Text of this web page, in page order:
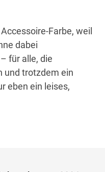
Farbe, weil
dabei
für alle, die
und trotzdem ein
eben ein leises,